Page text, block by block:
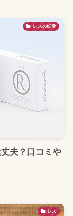
レスの妊活
夫？口コミや
レス